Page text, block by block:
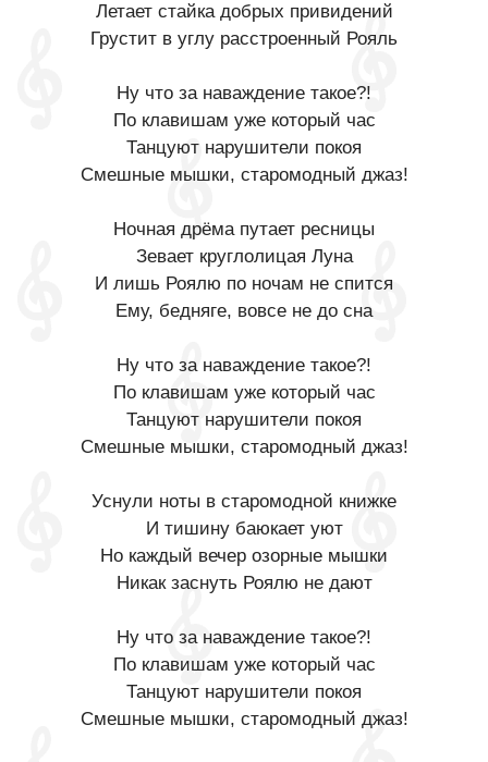
Летает стайка добрых привидений
Грустит в углу расстроенный Рояль
Ну что за наваждение такое?!
По клавишам уже который час
Танцуют нарушители покоя
Смешные мышки, старомодный джаз!
Ночная дрёма путает ресницы
Зевает круглолицая Луна
И лишь Роялю по ночам не спится
Ему, бедняге, вовсе не до сна
Ну что за наваждение такое?!
По клавишам уже который час
Танцуют нарушители покоя
Смешные мышки, старомодный джаз!
Уснули ноты в старомодной книжке
И тишину баюкает уют
Но каждый вечер озорные мышки
Никак заснуть Роялю не дают
Ну что за наваждение такое?!
По клавишам уже который час
Танцуют нарушители покоя
Смешные мышки, старомодный джаз!